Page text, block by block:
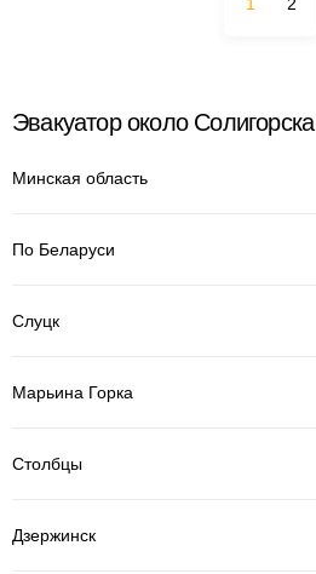
Эвакуатор около Солигорска
Минская область
По Беларуси
Слуцк
Марьина Горка
Столбцы
Дзержинск